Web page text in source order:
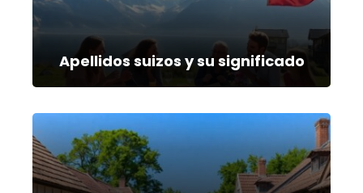
Apellidos suizos y su significado